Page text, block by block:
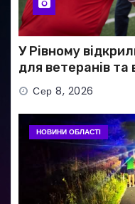
У Рівному
для ветеранів та
Сер 8, 2026
НОВИНИ ОБЛАСТІ